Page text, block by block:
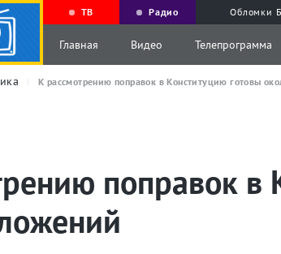
ТВ Радио Обломки
Главная Видео Телепрограмма
К рассмотрению поправок в Конституцию готовы
поправок в